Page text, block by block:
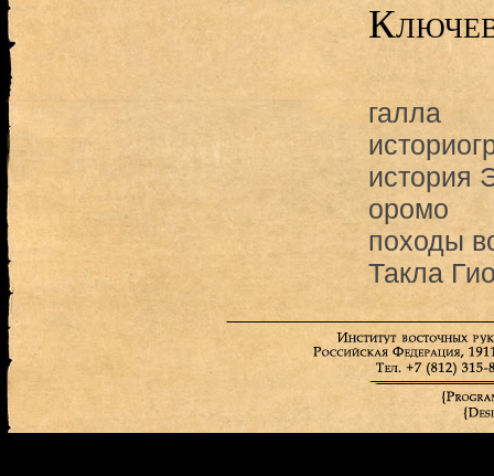
галла
история
оромо
походы
Такла